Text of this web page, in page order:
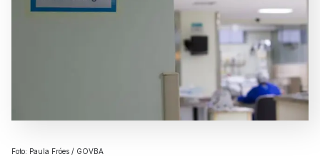
Foto: Paula Fróes / GOVBA